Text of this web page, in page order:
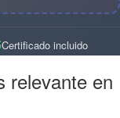
Certificado incluido
relevante en